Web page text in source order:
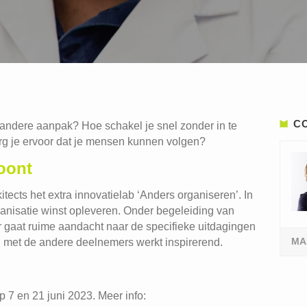
aanpak? Hoe schakel je snel zonder in te
je ervoor dat je mensen kunnen volgen?
het extra innovatielab ‘Anders organiseren’. In
winst opleveren. Onder begeleiding van
ruime aandacht naar de specifieke uitdagingen
de andere deelnemers werkt inspirerend.
7 en 21 juni 2023. Meer info: